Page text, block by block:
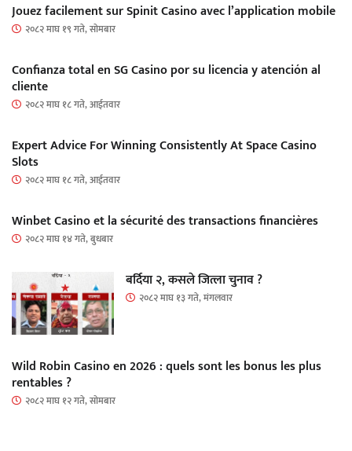
Jouez facilement sur Spinit Casino avec l’application mobile
२०८२ माघ १९ गते, सोमबार
Confianza total en SG Casino por su licencia y atención al
cliente
२०८२ माघ १८ गते, आईतवार
Expert Advice For Winning Consistently At Space Casino
Slots
२०८२ माघ १८ गते, आईतवार
Winbet Casino et la sécurité des transactions financières
२०८२ माघ १४ गते, बुधबार
बर्दिया २, कसले जित्ला चुनाव ?
२०८२ माघ १३ गते, मंगलवार
Wild Robin Casino en 2026 : quels sont les bonus les plus
rentables ?
२०८२ माघ १२ गते, सोमबार